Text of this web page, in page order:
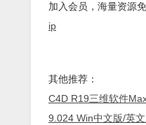
加入会员，海量资源
ip
其他推荐：
C4D R19三维软件
9.024 Win中文版/英